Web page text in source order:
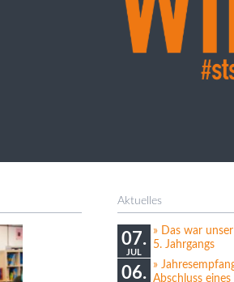
Aktuelles
07.
JUL
Das war
5. Jahrgangs
06.
Abschluss